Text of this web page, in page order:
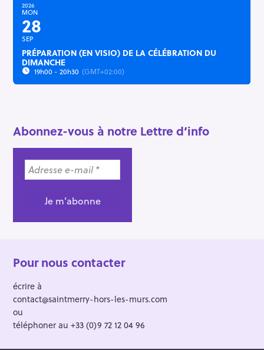
2026
MON
28
SEP
PRÉPARATION (EN VISIO) DE LA CÉLÉBRATION DU
DIMANCHE
19h00 - 20h30 (GMT+02:00)
Abonnez-vous à notre Lettre d’info
Pour nous contacter
écrire à
contact@saintmerry-hors-les-murs.com
ou
téléphoner au +33 (0)9 72 12 04 96